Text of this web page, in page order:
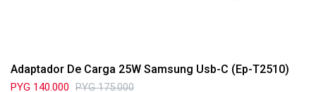
Adaptador De Carga 25W Samsung Usb-C (Ep-T2510)
PYG 140.000 PYG 175.000